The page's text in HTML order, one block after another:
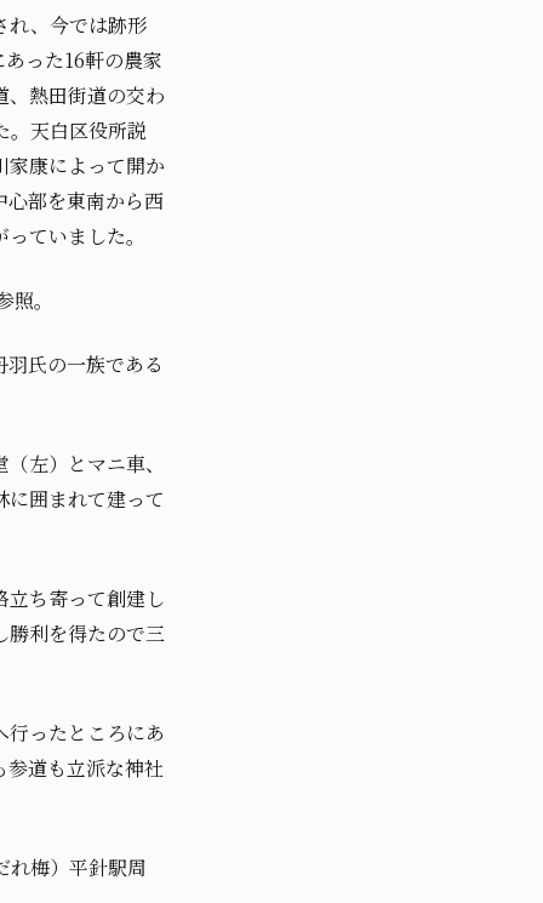
れ、今では跡形
った16軒の農家
、熱田街道の交わ
。天白区役所説
家康によって開か
心部を東南から西
ていました。
。
氏の一族である
左）とマニ車、
囲まれて建って
立ち寄って創建し
勝利を得たので三
ったところにあ
道も立派な神社
れ梅）平針駅周